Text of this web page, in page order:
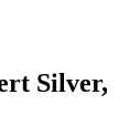
Silver,